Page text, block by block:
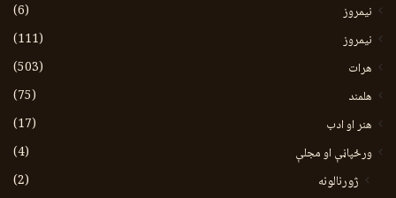
نيمروز
(6)
نیمروز
(111)
هرات
(503)
هلمند
(75)
هنر او ادب
(17)
ورځپاڼې او مجلې
(4)
ژورنالونه
(2)